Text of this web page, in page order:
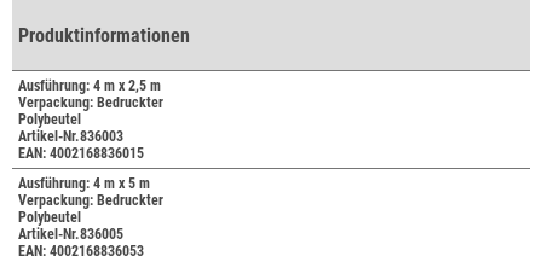
Produktinformationen
Ausführung: 4 m x 2,5 m
Verpackung: Bedruckter
Polybeutel
Artikel-Nr.836003
EAN: 4002168836015
Ausführung: 4 m x 5 m
Verpackung: Bedruckter
Polybeutel
Artikel-Nr.836005
EAN: 4002168836053